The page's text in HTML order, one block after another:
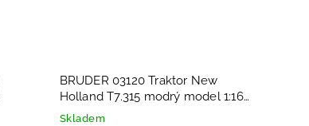
BRUDER 03120 Traktor New
Holland T7.315 modrý model 1:16
plast
Skladem